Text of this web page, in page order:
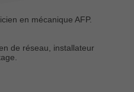
en mécanique AFP.
de réseau, installateur